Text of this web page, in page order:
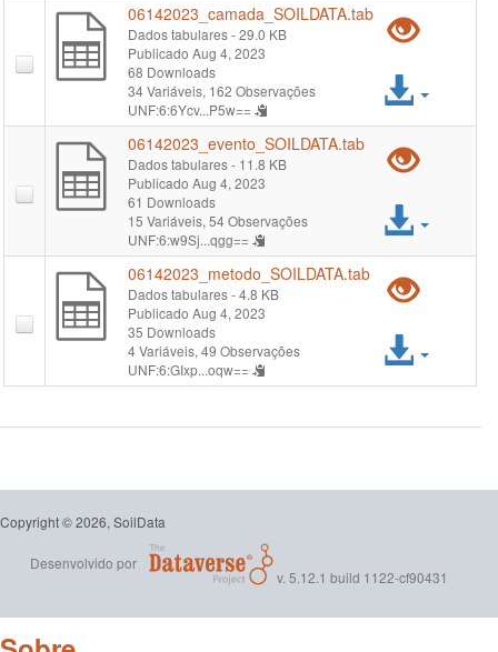
06142023_camada_SOILDATA.tab
Dados tabulares- 29.0 KB
Publicado Aug 4, 2023
68 Downloads
34 Variáveis, 162 Observações
UNF:6:6Ycv...P5w==
Pré-
06142023_evento_SOILDATA.tab
Dados tabulares- 11.8 KB
Publicado Aug 4, 2023
61 Downloads
15 Variáveis, 54 Observações
UNF:6:w9Sj...qgg==
Pré-
06142023_metodo_SOILDATA.tab
Dados tabulares- 4.8 KB
Publicado Aug 4, 2023
35 Downloads
4 Variáveis, 49 Observações
UNF:6:GIxp...oqw==
Pré-
Copyright © 2026, SoilData
Desenvolvido por
v. 5.12.1 build 1122-cf90431